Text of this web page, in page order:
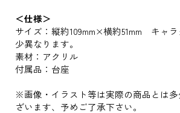
＜仕様＞
サイズ：縦約109mm×横約51mm キャ
少異なります。
素材：アクリル
付属品：台座
※画像・イラスト等は実際の商品とは
ざいます、予めご了承下さい。